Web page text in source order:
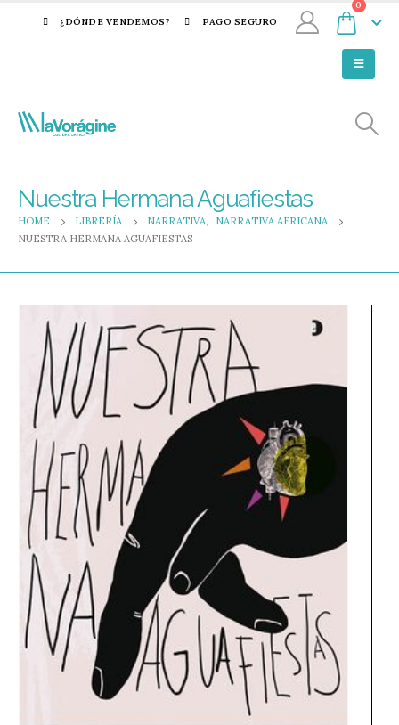
¿DÓNDE VENDEMOS? PAGO SEGURO
0
Nuestra Hermana Aguafiestas
HOME LIBRERÍA NARRATIVA,
NARRATIVA AFRICANA
NUESTRA HERMANA AGUAFIESTAS